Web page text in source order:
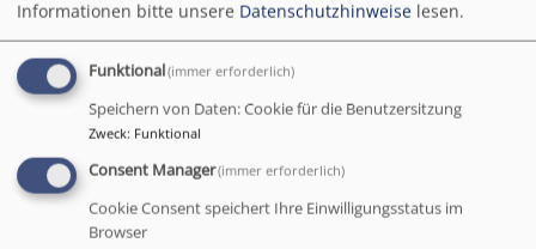
Informationen bitte unsere Datenschutzhinweise lesen.
Funktional(immer erforderlich)
Speichern von Daten: Cookie für die Benutzersitzung
Zweck: Funktional
Consent Manager(immer erforderlich)
Cookie Consent speichert Ihre Einwilligungsstatus im
Browser